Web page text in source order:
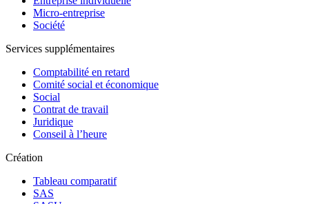
Micro-entreprise
Société
Services supplémentaires
Comptabilité en retard
Comité social et économique
Social
Contrat de travail
Juridique
Conseil à l’heure
Création
Tableau comparatif
SAS